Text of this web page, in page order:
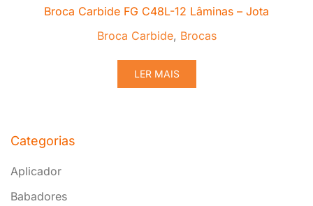
Broca Carbide FG C48L-12 Lâminas – Jota
Broca Carbide, Brocas
LER MAIS
Categorias
Aplicador
Babadores